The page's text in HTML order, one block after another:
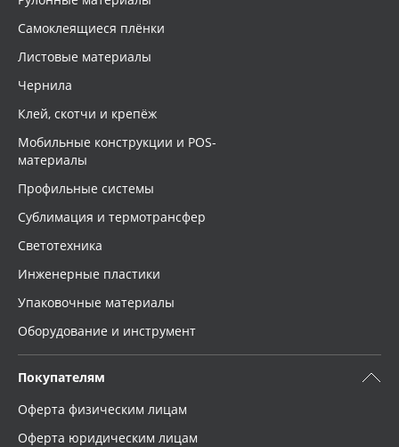
Oracal 641
Плёнка монтажная Oratape
ПЭТ листовой
ПЭТ бэклит
Баннер
Заготовки для сувениров
Самоклеящиеся плёнки
Листовые материалы
Чернила
Клей, скотчи и крепёж
Мобильные конструкции и POS-
материалы
Профильные системы
Сублимация и термотрансфер
Светотехника
Инженерные пластики
Упаковочные материалы
Оборудование и инструмент
Покупателям
Оферта физическим лицам
Оферта юридическим лицам